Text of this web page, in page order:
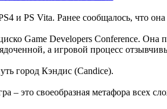
и PS Vita. Ранее сообщалось, что
Game Developers Conference. Она
а игровой процесс
город Кэндис (Candice).
это своеобразная метафора всех